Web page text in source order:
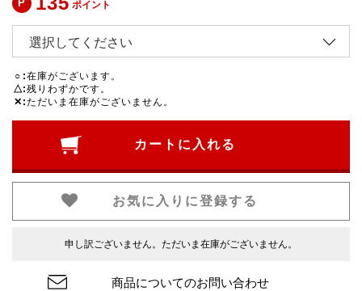
ポイント
○ 在庫がございます。
△ 残りわずかです。
✕ ただいま在庫がございません。
カートに入れる
お気に入りに登録する
申し訳ございません。ただいま在庫がございません。
商品についてのお問い合わせ